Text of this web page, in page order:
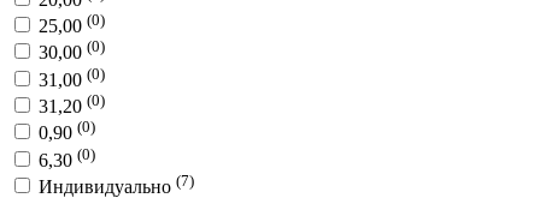
25,00 (0)
30,00 (0)
31,00 (0)
31,20 (0)
0,90 (0)
6,30 (0)
Индивидуально (7)